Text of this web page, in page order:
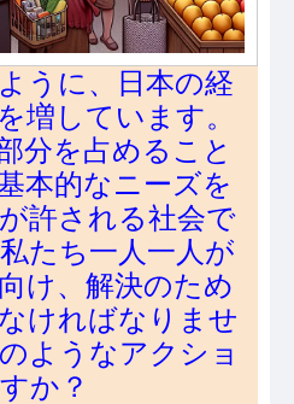
うに、日本の経
増しています。
分を占めること
本的なニーズを
許される社会で
たち一人一人が
け、解決のため
ければなりませ
ようなアクショ
か？